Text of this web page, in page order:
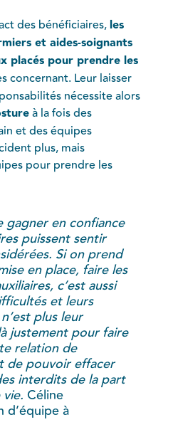
des bénéficiaires,les
et aides-soignants
placés pour prendre les
concernant. Leur laisser
nécessite alors
à la fois des
et des équipes
plus, mais
pour prendre les
gagner en confiance
puissent sentir
Si on prend
en place, faire les
c’est aussi
et leurs
plus leur
justement pour faire
relation de
de pouvoir effacer
interdits de la part
vie.Céline
d’équipe à